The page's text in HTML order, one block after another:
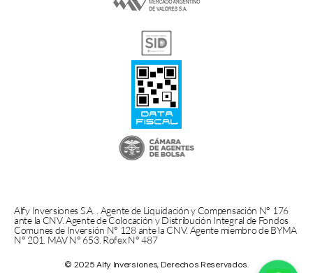
Alfy Inversiones S.A. . Agente de Liquidación y Compensación N° 176
ante la CNV. Agente de Colocación y Distribución Integral de Fondos
Comunes de Inversión N° 128 ante la CNV. Agente miembro de BYMA
N° 201. MAV N° 653. Rofex N° 487
© 2025 Alfy Inversiones, Derechos Reservados.